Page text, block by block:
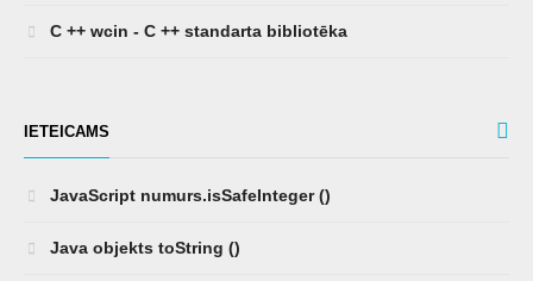
C ++ wcin - C ++ standarta bibliotēka
IETEICAMS
JavaScript numurs.isSafeInteger ()
Java objekts toString ()